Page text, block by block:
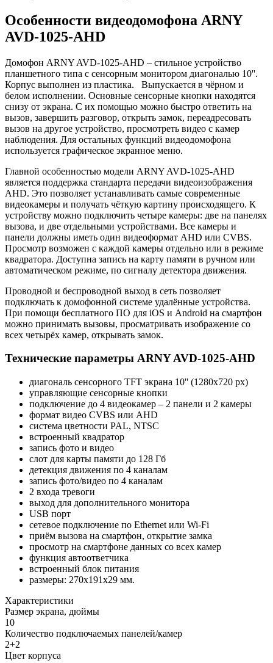
Особенности видеодомофона ARNY
AVD-1025-AHD
Домофон ARNY AVD-1025-AHD – стильное устройство
планшетного типа с сенсорным монитором диагональю 10''.
Корпус выполнен из пластика. Выпускается в чёрном и
белом исполнении. Основные сенсорные кнопки находятся
снизу от экрана. С их помощью можно быстро ответить на
вызов, завершить разговор, открыть замок, переадресовать
вызов на другое устройство, просмотреть видео с камер
наблюдения. Для остальных функций видеодомофона
используется графическое экранное меню.
Главной особенностью модели ARNY AVD-1025-AHD
является поддержка стандарта передачи видеоизображения
AHD. Это позволяет устанавливать самые современные
видеокамеры и получать чёткую картину происходящего. К
устройству можно подключить четыре камеры: две на панелях
вызова, и две отдельными устройствами. Все камеры и
панели должны иметь один видеоформат AHD или CVBS.
Просмотр возможен с каждой камеры отдельно или в режиме
квадратора. Доступна запись на карту памяти в ручном или
автоматическом режиме, по сигналу детектора движения.
Проводной и беспроводной выход в сеть позволяет
подключать к домофонной системе удалённые устройства.
При помощи бесплатного ПО для iOS и Android на смартфон
можно принимать вызовы, просматривать изображение со
всех четырёх камер, открывать замок.
Технические параметры ARNY AVD-1025-AHD
диагональ сенсорного TFT экрана 10'' (1280х720 px)
управляющие сенсорные кнопки
подключение до 4 видеокамер – 2 панели и 2 камеры
формат видео CVBS или AHD
система цветности PAL, NTSC
встроенный квадратор
запись фото и видео
слот для карты памяти до 128 Гб
детекция движения по 4 каналам
запись фото/видео по 4 каналам
2 входа тревоги
выход для дополнительного монитора
USB порт
сетевое подключение по Ethernet или Wi-Fi
приём вызова на смартфон, открытие замка
просмотр на смартфоне данных со всех камер
функция автоответчика
встроенный блок питания
размеры: 270х191х29 мм.
Характеристики
Размер экрана, дюймы
10
Количество подключаемых панелей/камер
2+2
Цвет корпуса